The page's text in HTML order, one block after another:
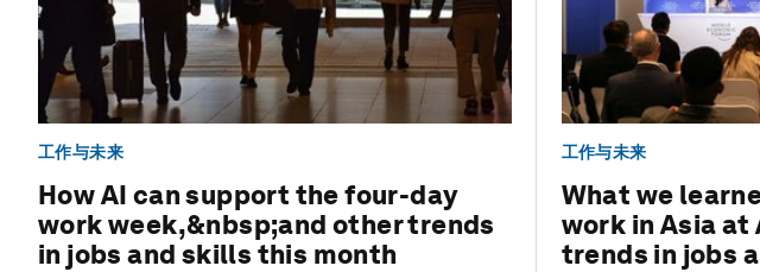
工作与未来
How AI can support the four-day
work week,&nbsp;and other trends
in jobs and skills this month
工作与未来
What we
work in Asia at
trends in jobs